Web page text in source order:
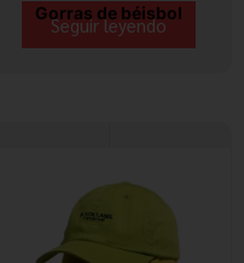
Gorras de béisbol
Seguir leyendo